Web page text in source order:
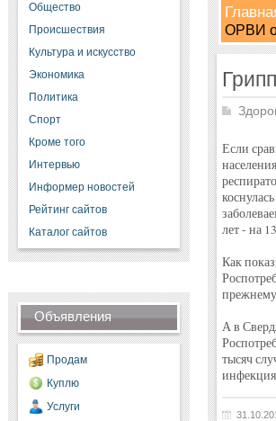
Общество
Происшествия
Культура и искусство
Экономика
Политика
Спорт
Кроме того
Интервью
Информер новостей
Рейтинг сайтов
Каталог сайтов
Объявления
Продам
Куплю
Услуги
ОРВИ
Если
лет - на
Как
А в
тысяч